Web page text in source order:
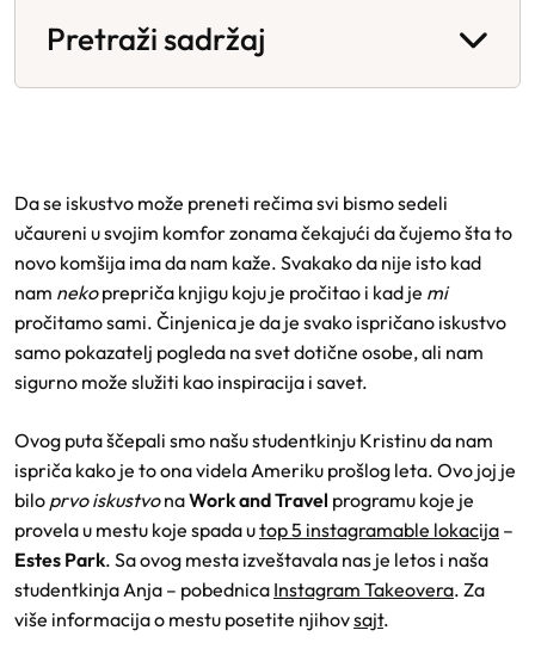
Pretraži sadržaj
Da se iskustvo može preneti rečima svi bismo sedeli
učaureni u svojim komfor zonama čekajući da čujemo šta to
novo komšija ima da nam kaže. Svakako da nije isto kad
nam nekoprepriča knjigu koju je pročitao i kad je mi
pročitamo sami. Činjenica je da je svako ispričano iskustvo
samo pokazatelj pogleda na svet dotične osobe, ali nam
sigurno može služiti kao inspiracija i savet.
Ovog puta ščepali smo našu studentkinju Kristinu da nam
ispriča kako je to ona videla Ameriku prošlog leta. Ovo joj je
bilo prvo iskustvonaWork and Travel programu koje je
provela u mestu koje spada utop 5 instagramable lokacija –
Estes Park. Sa ovog mesta izveštavala nas je letos i naša
studentkinja Anja – pobednica Instagram Takeovera. Za
više informacija o mestu posetite njihovsajt.